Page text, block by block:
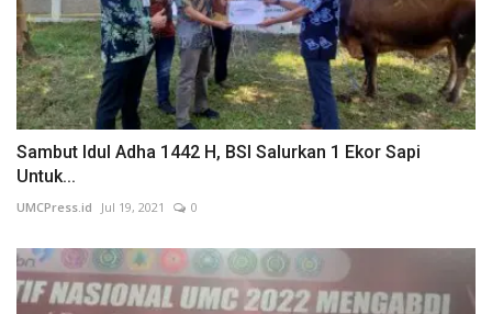
Sambut Idul Adha 1442 H, BSI Salurkan 1 Ekor Sapi
Untuk...
UMCPress.id Jul 19, 2021 0